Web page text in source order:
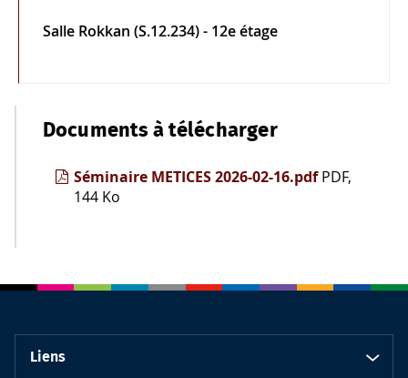
Salle Rokkan (S.12.234) - 12e étage
Documents à télécharger
Séminaire METICES 2026-02-16.pdf PDF,
144 Ko
Liens